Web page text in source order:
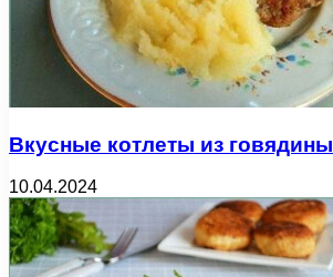
Вкусные котлеты из говядины
10.04.2024